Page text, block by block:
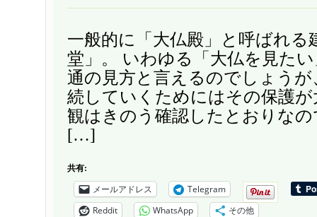
一般的に「大仏殿」と呼ばれる
堂」。 いわゆる「大仏を見た
通の見方と言えるのでしょうが
続していくためにはその保護
観はきのう確認したとおりな
[…]
共有:
メールアドレス
Telegram
Reddit
WhatsApp その他